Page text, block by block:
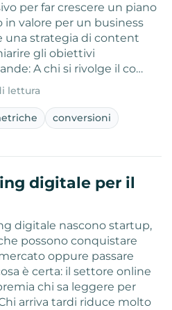
per far crescere un piano
in valore per un business
una strategia di content
gli obiettivi
A chi si rivolge il co…
lettura
conversioni
digitale per il
digitale nascono startup,
possono conquistare
oppure passare
è certa: il settore online
chi sa leggere per
arriva tardi riduce molto